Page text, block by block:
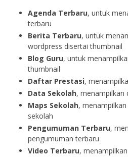
Agenda Terbaru, untuk
terbaru
Berita Terbaru, untuk
wordpress disertai thumbnail
Blog Guru, untuk
thumbnail
Daftar Prestasi,
Data Sekolah, menampilkan
Maps Sekolah,
sekolah
Pengumuman Terbaru,
pengumuman terbaru
Video Terbaru,